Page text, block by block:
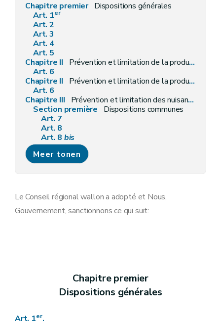
Chapitre premier Dispositions générales
Art. 1er
Art. 2
Art. 3
Art. 4
Art. 5
Chapitre II
Prévention et limitation de la production des déchets et de leur nocivité
Art. 6
Chapitre II
Prévention et limitation de la production des déchets et de leur nocivité
Art. 6
Chapitre III
Prévention et limitation des nuisances lors de la gestion des déchets
Section première
Dispositions communes
Art. 7
Art. 8
Art. 8 bis
Art. 9
Art. 10
Art. 11
Art. 14
Art. 15
Section 2 Dispositions particulières à la valorisation des déchets
Dispositions particulières aux déchets ménagers
Art. 21
Art. 22
Section première
Meer tonen
Le Conseil régional wallon a adopté et Nous,
Gouvernement, sanctionnons ce qui suit:
Chapitre premier
Dispositions générales
Art. 1er.